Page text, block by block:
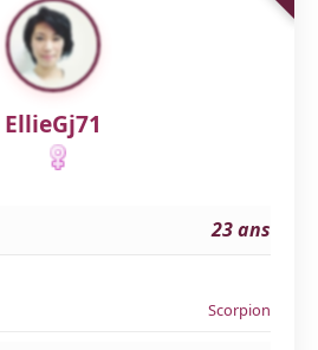
EllieGj71
23 ans
Scorpion